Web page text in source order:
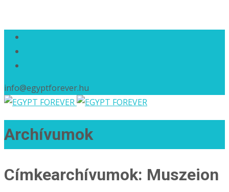
info@egyptforever.hu
Archívumok
Címkearchívumok: Muszeion